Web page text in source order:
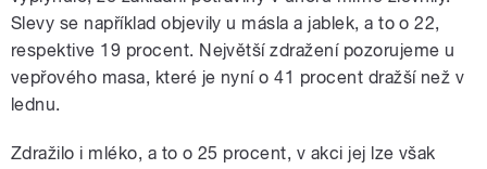
Slevy se například objevily u másla a jablek, a to o 22,
respektive 19 procent. Největší zdražení pozorujeme u
vepřového masa, které je nyní o 41 procent dražší než v
lednu.
Zdražilo i mléko, a to o 25 procent, v akci jej lze však